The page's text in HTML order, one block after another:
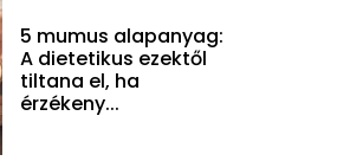
5 mumus alapanyag:
A dietetikus ezektől
tiltana el, ha
érzékeny...